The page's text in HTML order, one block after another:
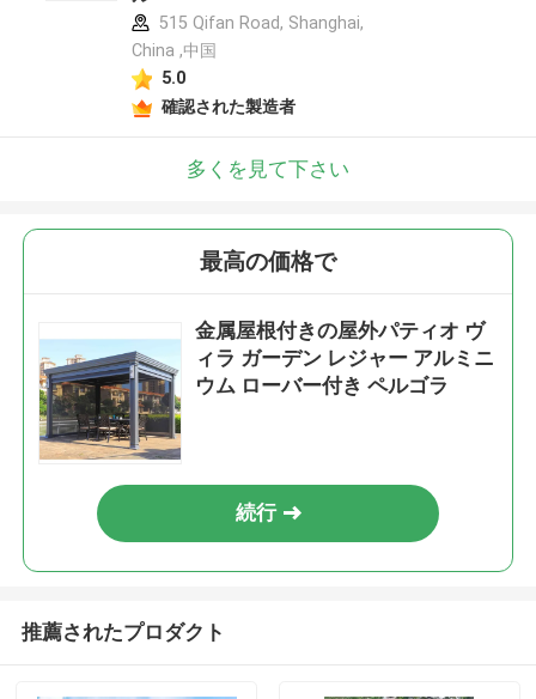
515 Qifan Road, Shanghai,
China ,中国
5.0
確認された製造者
多くを見て下さい
最高の価格で
金属屋根付きの屋外パティオ ヴ
ィラ ガーデン レジャー アルミニ
ウム ローバー付き ペルゴラ
続行
推薦されたプロダクト